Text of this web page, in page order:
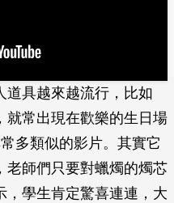
道具越來越流行，比如
就常出現­在歡樂的生日場
多類似的影片。其實它
老師們只要對蠟燭的燭芯
，學生肯定驚喜連連­，大